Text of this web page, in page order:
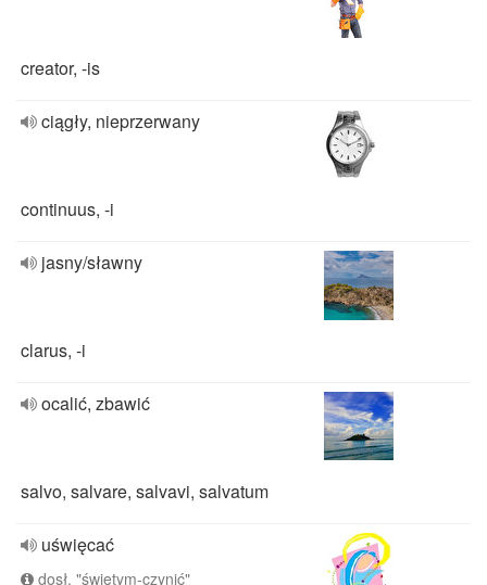
creator, -is
ciągły, nieprzerwany
continuus, -i
jasny/sławny
clarus, -i
ocalić, zbawić
salvo, salvare, salvavi, salvatum
uświęcać
dosł. "świętym-czynić"